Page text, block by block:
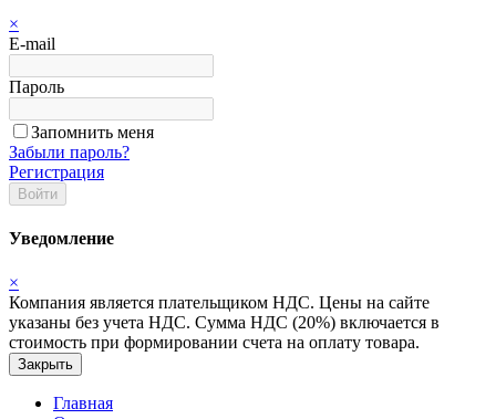
×
E-mail
Пароль
Запомнить меня
Забыли пароль?
Регистрация
Войти
Уведомление
×
Компания является плательщиком НДС. Цены на сайте
указаны без учета НДС. Сумма НДС (20%) включается в
стоимость при формировании счета на оплату товара.
Закрыть
Главная